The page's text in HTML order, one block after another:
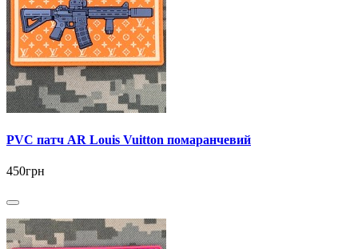
PVC патч AR Louis Vuitton помаранчевий
450грн